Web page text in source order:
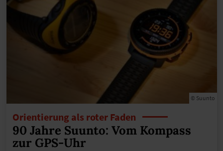
© Suunto
Orientierung als roter Faden
90 Jahre Suunto: Vom Kompass
zur GPS-Uhr